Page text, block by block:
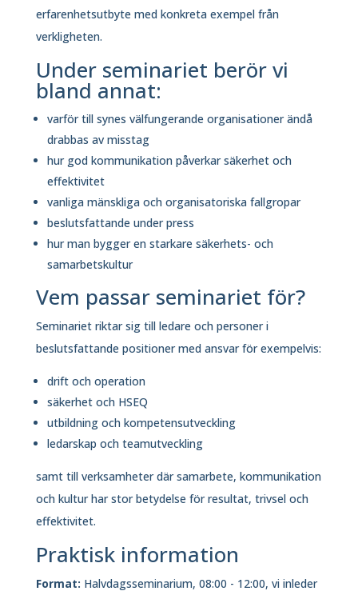
erfarenhetsutbyte med konkreta exempel från
verkligheten.
Under seminariet berör vi
bland annat:
varför till synes välfungerande organisationer ändå
drabbas av misstag
hur god kommunikation påverkar säkerhet och
effektivitet
vanliga mänskliga och organisatoriska fallgropar
beslutsfattande under press
hur man bygger en starkare säkerhets- och
samarbetskultur
Vem passar seminariet för?
Seminariet riktar sig till ledare och personer i
beslutsfattande positioner med ansvar för exempelvis:
drift och operation
säkerhet och HSEQ
utbildning och kompetensutveckling
ledarskap och teamutveckling
samt till verksamheter där samarbete, kommunikation
och kultur har stor betydelse för resultat, trivsel och
effektivitet.
Praktisk information
Format: Halvdagsseminarium, 08:00 - 12:00, vi inleder